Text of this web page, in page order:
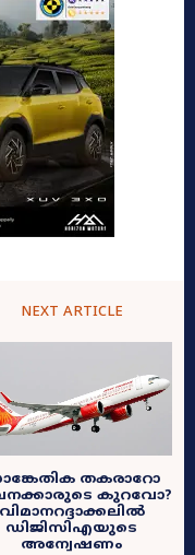
NEXT ARTICLE
തകരാറോ
കുറവോ?
വിമാനറദ്ദാക്കലിൽ
ഡിജിസിഎയുടെ
അന്വേഷണം